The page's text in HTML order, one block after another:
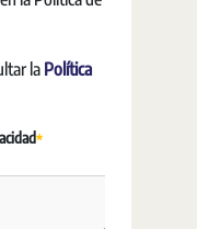
la Política